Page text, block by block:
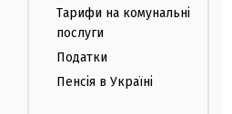
Тарифи на комунальні
послуги
Податки
Пенсія в Україні